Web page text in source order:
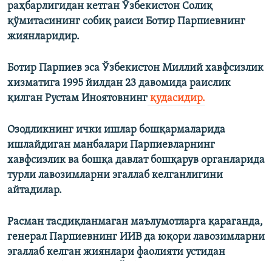
раҳбарлигидан кетган Ўзбекистон Солиқ
қўмитасининг собиқ раиси Ботир Парпиевнинг
жиянларидир.
Ботир Парпиев эса Ўзбекистон Миллий хавфсизлик
хизматига 1995 йилдан 23 давомида раислик
қилган Рустам Иноятовнинг қудасидир.
Озодликнинг ички ишлар бошқармаларида
ишлайдиган манбалари Парпиевларнинг
хавфсизлик ва бошқа давлат бошқарув органларида
турли лавозимларни эгаллаб келганлигини
айтадилар.
Расман тасдиқланмаган маълумотларга қараганда,
генерал Парпиевнинг ИИВ да юқори лавозимларни
эгаллаб келган жиянлари фаолияти устидан